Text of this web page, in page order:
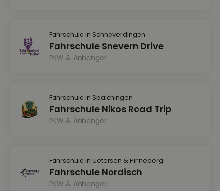
Fahrschule in Schneverdingen
Fahrschule Snevern Drive
PKW & Anhänger
Fahrschule in Spaichingen
Fahrschule Nikos Road Trip
PKW & Anhänger
Fahrschule in Uetersen & Pinneberg
Fahrschule Nordisch
PKW & Anhänger